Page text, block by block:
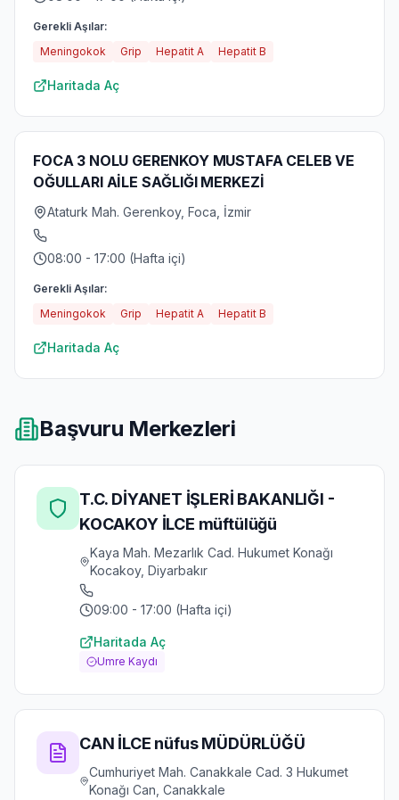
Gerekli Aşılar:
Meningokok
Grip Hepatit A Hepatit B
Haritada Aç
FOCA 3 NOLU GERENKOY MUSTAFA CELEB VE
OĞULLARI AİLE SAĞLIĞI MERKEZİ
Ataturk Mah. Gerenkoy, Foca, İzmir
08:00 - 17:00 (Hafta içi)
Gerekli Aşılar:
Meningokok
Grip Hepatit A Hepatit B
Haritada Aç
Başvuru Merkezleri
T.C. DİYANET İŞLERİ BAKANLIĞI -
KOCAKOY İLCE müftülüğü
Kaya Mah. Mezarlık Cad. Hukumet Konağı
Kocakoy, Diyarbakır
09:00 - 17:00 (Hafta içi)
Haritada Aç
Umre Kaydı
CAN İLCE nüfus MÜDÜRLÜĞÜ
Cumhuriyet Mah. Canakkale Cad. 3 Hukumet
Konağı Can, Canakkale